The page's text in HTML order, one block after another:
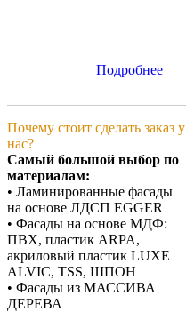
Подробнее
Почему стоит сделать заказ у
нас?
Самый большой выбор по
материалам:
• Ламинированные фасады
на основе ЛДСП EGGER
• Фасады на основе МДФ:
ПВХ, пластик ARPA,
акриловый пластик LUXE
ALVIC, TSS, ШПОН
• Фасады из МАССИВА
ДЕРЕВА